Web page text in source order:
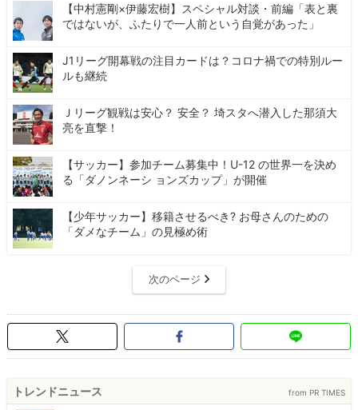
【中村憲剛×伊藤宏樹】スペシャル対談・前編「表と裏
ではないが、ふたりで一人前という自覚があった」
J1リーグ開幕戦の注目カードは？コロナ禍での特別ルー
ルも継続
Ｊリーグ観戦は安心？ 安全？ 埼スタへ潜入した那須大
亮を直撃！
【サッカー】参加チーム募集中！U-12 の世界一を決め
る「ダノンネーシ ョンズカップ」が開催
【少年サッカー】移籍させるべき? お母さんのための
「ダメなチーム」の見極め術
次のページ
トレンドニュース from PR TIMES